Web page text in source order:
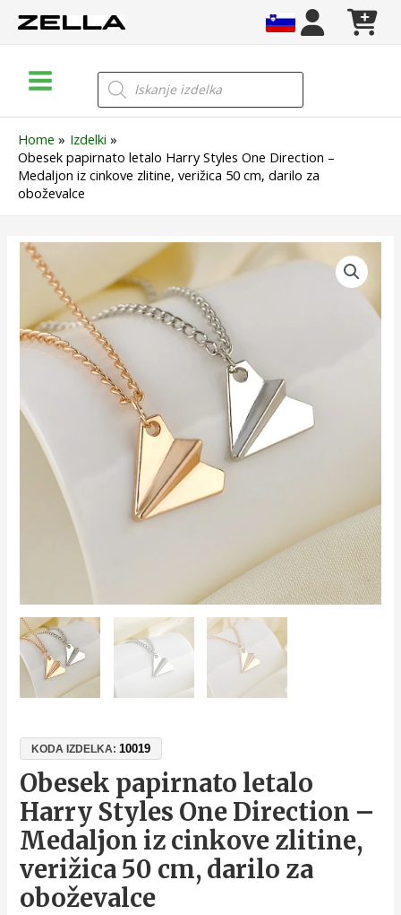
Menu
Products
search
Home
Izdelki
Obesek papirnato letalo Harry Styles One Direction –
Medaljon iz cinkove zlitine, verižica 50 cm, darilo za
oboževalce
KODA IZDELKA:10019
Obesek papirnato letalo
Harry Styles One Direction –
Medaljon iz cinkove zlitine,
verižica 50 cm, darilo za
oboževalce
Obesek
papirnato
Harry
Styles
Medaljon
cinkove
zlitine,
verižica
oboževalce
količina